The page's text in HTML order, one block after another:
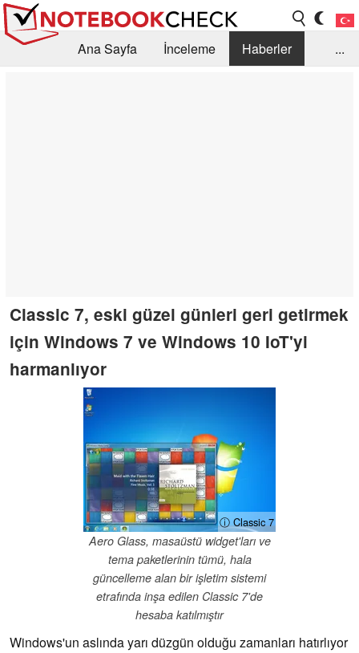
Ana Sayfa İnceleme
Haberler
...
Classic 7, eski güzel günleri geri getirmek
için Windows 7 ve Windows 10 IoT'yi
harmanlıyor
ⓘ Classic 7
Aero Glass, masaüstü widget'ları ve
tema paketlerinin tümü, hala
güncelleme alan bir işletim sistemi
etrafında inşa edilen Classic 7'de
hesaba katılmıştır
Windows'un aslında yarı düzgün olduğu zamanları hatırlıyor